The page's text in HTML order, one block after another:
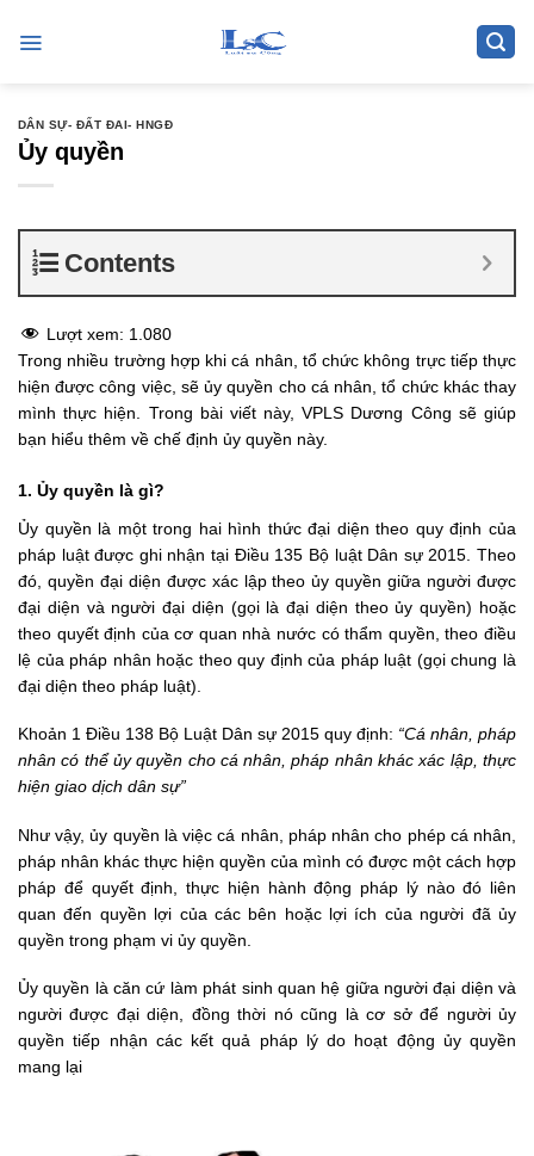
DÂN SỰ- ĐẤT ĐAI- HNGĐ
Ủy quyền
Contents
Lượt xem: 1.080
Trong nhiều trường hợp khi cá nhân, tổ chức không trực tiếp thực
hiện được công việc, sẽ ủy quyền cho cá nhân, tổ chức khác thay
mình thực hiện. Trong bài viết này, VPLS Dương Công sẽ giúp
bạn hiểu thêm về chế định ủy quyền này.
1. Ủy quyền là gì?
Ủy quyền là một trong hai hình thức đại diện theo quy định của
pháp luật được ghi nhận tại Điều 135 Bộ luật Dân sự 2015 . Theo
đó, quyền đại diện được xác lập theo ủy quyền giữa người được
đại diện và người đại diện (gọi là đại diện theo ủy quyền) hoặc
theo quyết định của cơ quan nhà nước có thẩm quyền, theo điều
lệ của pháp nhân hoặc theo quy định của pháp luật (gọi chung là
đại diện theo pháp luật).
Khoản 1 Điều 138 Bộ Luật Dân sự 2015 quy định: “Cá nhân, pháp
nhân có thể ủy quyền cho cá nhân, pháp nhân khác xác lập, thực
hiện giao dịch dân sự”
Như vậy, ủy quyền là việc cá nhân, pháp nhân cho phép cá nhân,
pháp nhân khác thực hiện quyền của mình có được một cách hợp
pháp để quyết định, thực hiện hành động pháp lý nào đó liên
quan đến quyền lợi của các bên hoặc lợi ích của người đã ủy
quyền trong phạm vi ủy quyền.
Ủy quyền là căn cứ làm phát sinh quan hệ giữa người đại diện và
người được đại diện, đồng thời nó cũng là cơ sở để người ủy
quyền tiếp nhận các kết quả pháp lý do hoạt động ủy quyền
mang lại